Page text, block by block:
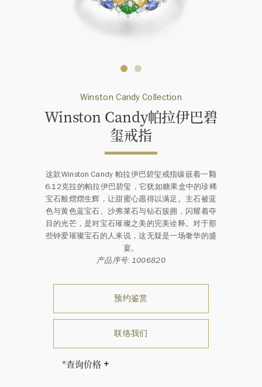
Winston Candy Collection
Winston Candy帕拉伊巴碧
玺戒指
这款Winston Candy 帕拉伊巴碧玺戒指镶嵌着一颗
6.12克拉的帕拉伊巴碧玺，它犹如糖果盒中的珍稀
宝石般熠熠生辉，让甜蜜心愿得以满足。主石被蓝
色与黄色蓝宝石、沙弗莱石与钻石簇拥，闪耀着夺
目的光芒，是对宝石璀璨之美的完美诠释。对于那
些钟爱璀璨宝石的人来说，这无疑是一场奢华的盛
宴。
产品序号: 1006820
预约鉴赏
联络我们
*查询价格